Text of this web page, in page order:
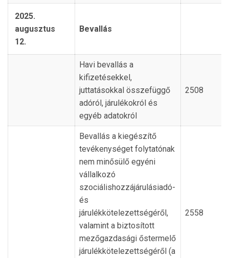
2025.
augusztus
12.
Bevallás
Havi bevallás a
kifizetésekkel,
juttatásokkal összefüggő
adóról, járulékokról és
egyéb adatokról
2508
Bevallás a kiegészítő
tevékenységet folytatónak
nem minősülő egyéni
vállalkozó
szociálishozzájárulásiadó-
és
járulékkötelezettségéről,
valamint a biztosított
mezőgazdasági őstermelő
járulékkötelezettségéről (a
2558